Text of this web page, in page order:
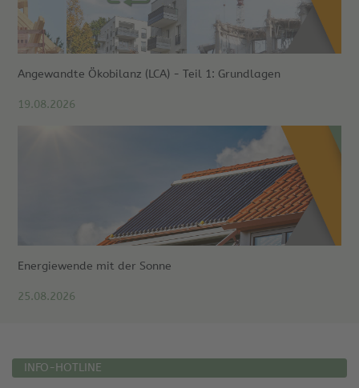
Angewandte Ökobilanz (LCA) - Teil 1: Grundlagen
19.08.2026
Energiewende mit der Sonne
25.08.2026
INFO-HOTLINE